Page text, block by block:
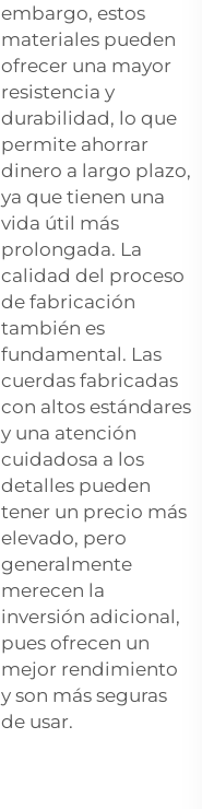
embargo, estos
materiales pueden
ofrecer una mayor
resistencia y
durabilidad, lo que
permite ahorrar
dinero a largo plazo,
ya que tienen una
vida útil más
prolongada. La
calidad del proceso
de fabricación
también es
fundamental. Las
cuerdas fabricadas
con altos estándares
y una atención
cuidadosa a los
detalles pueden
tener un precio más
elevado, pero
generalmente
merecen la
inversión adicional,
pues ofrecen un
mejor rendimiento
y son más seguras
de usar.